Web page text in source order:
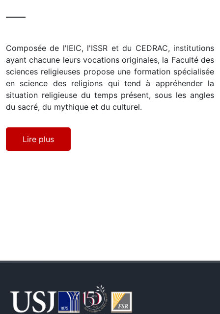
Composée de l'IEIC, l'ISSR et du CEDRAC, institutions
ayant chacune leurs vocations originales, la Faculté des
sciences religieuses propose une formation spécialisée
en science des religions qui tend à appréhender la
situation religieuse du temps présent, sous les angles
du sacré, du mythique et du culturel.
Lire plus